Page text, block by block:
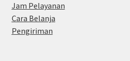
Jam Pelayanan
Cara Belanja
Pengiriman